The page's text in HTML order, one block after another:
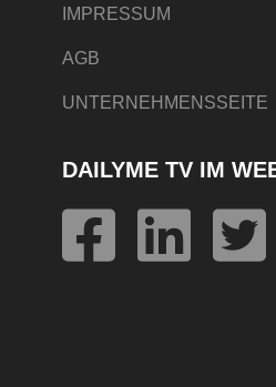
IMPRESSUM
AGB
UNTERNEHMENSSEITE
DAILYME TV IM